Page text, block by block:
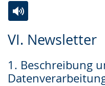
VI. Newsletter
1. Beschreibung
Leichten
wechseln.
Audio-
Video
Deutscher